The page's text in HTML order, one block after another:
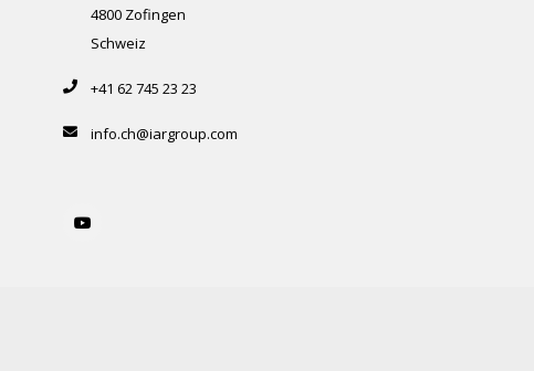
4800 Zofingen
Schweiz
+41 62 745 23 23
info.ch@iargroup.com